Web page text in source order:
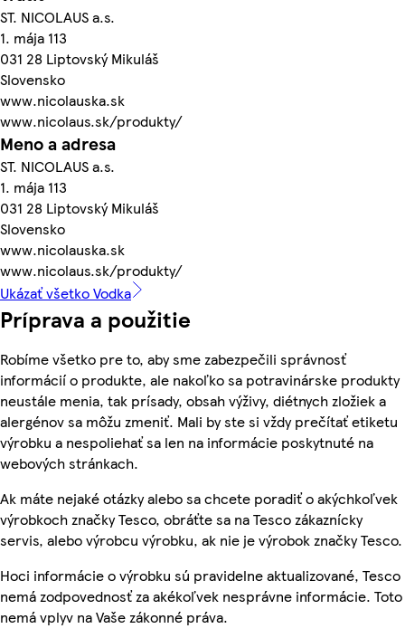
ST. NICOLAUS a.s.
1. mája 113
031 28 Liptovský Mikuláš
Slovensko
www.nicolauska.sk
www.nicolaus.sk/produkty/
Meno a adresa
ST. NICOLAUS a.s.
1. mája 113
031 28 Liptovský Mikuláš
Slovensko
www.nicolauska.sk
www.nicolaus.sk/produkty/
Ukázať všetko Vodka
Príprava a použitie
Robíme všetko pre to, aby sme zabezpečili správnosť
informácií o produkte, ale nakoľko sa potravinárske produkty
neustále menia, tak prísady, obsah výživy, diétnych zložiek a
alergénov sa môžu zmeniť. Mali by ste si vždy prečítať etiketu
výrobku a nespoliehať sa len na informácie poskytnuté na
webových stránkach.
Ak máte nejaké otázky alebo sa chcete poradiť o akýchkoľvek
výrobkoch značky Tesco, obráťte sa na Tesco zákaznícky
servis, alebo výrobcu výrobku, ak nie je výrobok značky Tesco.
Hoci informácie o výrobku sú pravidelne aktualizované, Tesco
nemá zodpovednosť za akékoľvek nesprávne informácie. Toto
nemá vplyv na Vaše zákonné práva.